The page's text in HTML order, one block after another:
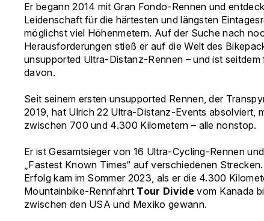
Er begann 2014 mit Gran Fondo-Rennen und
Leidenschaft für die härtesten und längsten
möglichst viel Höhenmetern. Auf der Suche nach
Herausforderungen stieß er auf die Welt des
unsupported Ultra-Distanz-Rennen – und ist seitdem
davon.
Seit seinem ersten unsupported Rennen, der
2019, hat Ulrich 22 Ultra-Distanz-Events absolviert,
zwischen 700 und 4.300 Kilometern – alle nonstop.
Er ist Gesamtsieger von 16 Ultra-Cycling-Rennen
„Fastest Known Times“ auf verschiedenen
Erfolg kam im Sommer 2023, als er die 4.300
Mountainbike-Rennfahrt Tour Dividevom Kanada
zwischen den USA und Mexiko gewann.